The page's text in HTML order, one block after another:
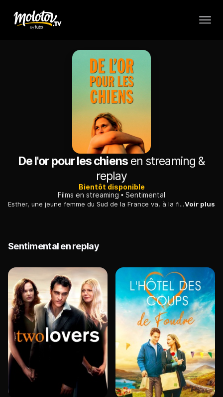
De l'or pour les chiensen streaming &
replay
Bientôt disponible
Films en streaming
Sentimental
Esther, une jeune femme du Sud de la France va, à la fin de l'été, partir à Paris sur les traces d'un amour saisonnier. Elle vivra un périple intense et romanesque.Voir plus
Sentimental en replay